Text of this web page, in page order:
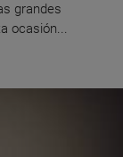
grandes
ocasión...